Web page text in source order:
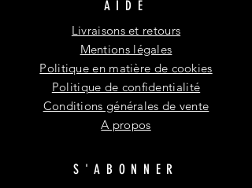
AIDE
Livraisons et retours
Mentions légales
Politique en matière de cookies
Politique de confidentialité
Conditions générales de vente
A propos
S'ABONNER